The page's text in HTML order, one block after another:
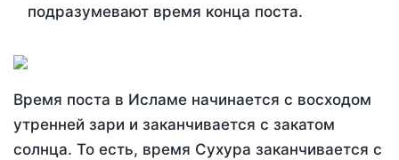
подразумевают время конца поста.
Время поста в Исламе начинается с восходом
утренней зари и заканчивается с закатом
солнца. То есть, время Сухура заканчивается с